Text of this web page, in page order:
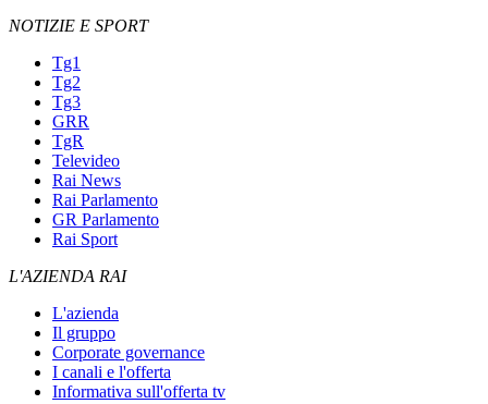
NOTIZIE E SPORT
Tg1
Tg2
Tg3
GRR
TgR
Televideo
Rai News
Rai Parlamento
GR Parlamento
Rai Sport
L'AZIENDA RAI
L'azienda
Il gruppo
Corporate governance
I canali e l'offerta
Informativa sull'offerta tv